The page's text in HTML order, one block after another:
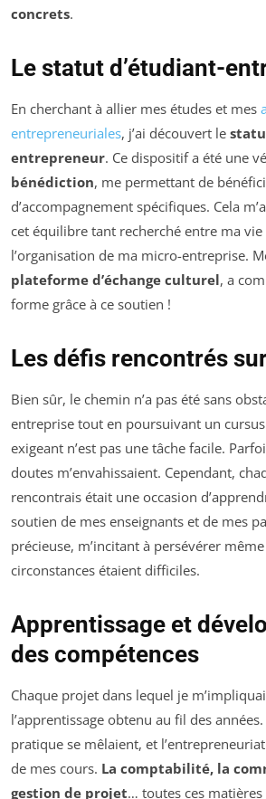
concrets.
Le statut d’étudiant-
En cherchant à allier mes études et mes
entrepreneuriales, j’ai découvert le
entrepreneur. Ce dispositif a été une
bénédiction, me permettant de
d’accompagnement spécifiques. Cela
cet équilibre tant recherché entre ma
l’organisation de ma micro-entreprise.
plateforme d’échange culturel, a
forme grâce à ce soutien !
Les défis rencontrés
Bien sûr, le chemin n’a pas été sans
entreprise tout en poursuivant un
exigeant n’est pas une tâche facile.
doutes m’envahissaient. Cependant,
rencontrais était une occasion
soutien de mes enseignants et de mes
précieuse, m’incitant à persévérer
circonstances étaient difficiles.
Apprentissage et
des compétences
Chaque projet dans lequel je
l’apprentissage obtenu au fil des
pratique se mêlaient, et
de mes cours. La comptabilité, la
gestion de projet… toutes ces